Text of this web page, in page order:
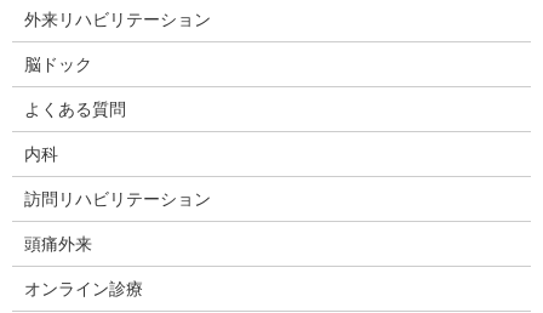
外来リハビリテーション
脳ドック
よくある質問
内科
訪問リハビリテーション
頭痛外来
オンライン診療